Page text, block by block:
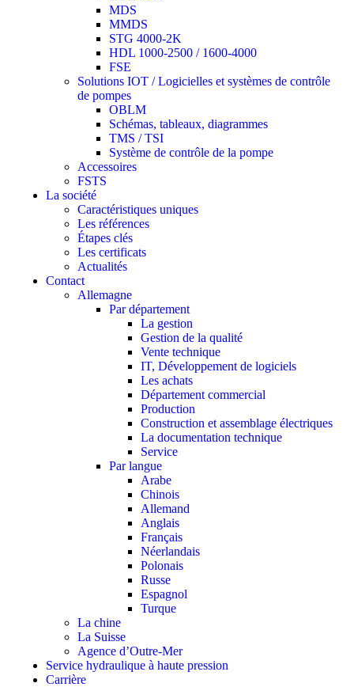
MDS
MMDS
STG 4000-2K
HDL 1000-2500 / 1600-4000
FSE
Solutions IOT / Logicielles et systèmes de contrôle
de pompes
OBLM
Schémas, tableaux, diagrammes
TMS / TSI
Système de contrôle de la pompe
Accessoires
FSTS
La société
Caractéristiques uniques
Les références
Étapes clés
Les certificats
Actualités
Contact
Allemagne
Par département
La gestion
Gestion de la qualité
Vente technique
IT, Développement de logiciels
Les achats
Département commercial
Production
Construction et assemblage électriques
La documentation technique
Service
Par langue
Arabe
Chinois
Allemand
Anglais
Français
Néerlandais
Polonais
Russe
Espagnol
Turque
La chine
La Suisse
Agence d’Outre-Mer
Service hydraulique à haute pression
Carrière